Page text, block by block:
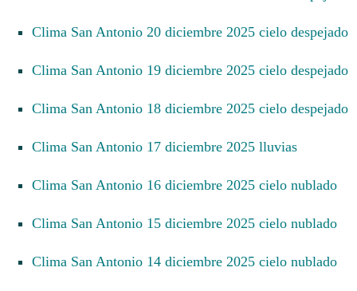
Clima San Antonio 20 diciembre 2025 cielo despejado
Clima San Antonio 19 diciembre 2025 cielo despejado
Clima San Antonio 18 diciembre 2025 cielo despejado
Clima San Antonio 17 diciembre 2025 lluvias
Clima San Antonio 16 diciembre 2025 cielo nublado
Clima San Antonio 15 diciembre 2025 cielo nublado
Clima San Antonio 14 diciembre 2025 cielo nublado